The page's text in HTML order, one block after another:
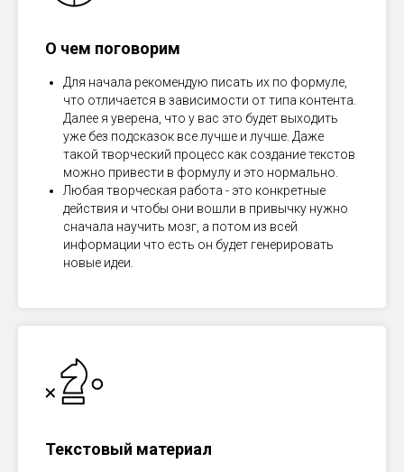
О чем поговорим
Для начала рекомендую писать их по формуле,
что отличается в зависимости от типа контента.
Далее я уверена, что у вас это будет выходить
уже без подсказок все лучше и лучше. Даже
такой творческий процесс как создание текстов
можно привести в формулу и это нормально.
Любая творческая работа - это конкретные
действия и чтобы они вошли в привычку нужно
сначала научить мозг, а потом из всей
информации что есть он будет генерировать
новые идеи.
Текстовый материал